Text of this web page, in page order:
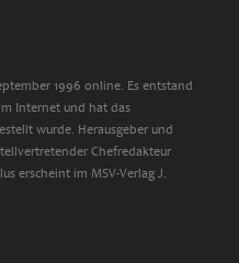
1996 online. Es entstand
Internet und hat das
wurde. Herausgeber und
Chefredakteur
erscheint im MSV-Verlag J.